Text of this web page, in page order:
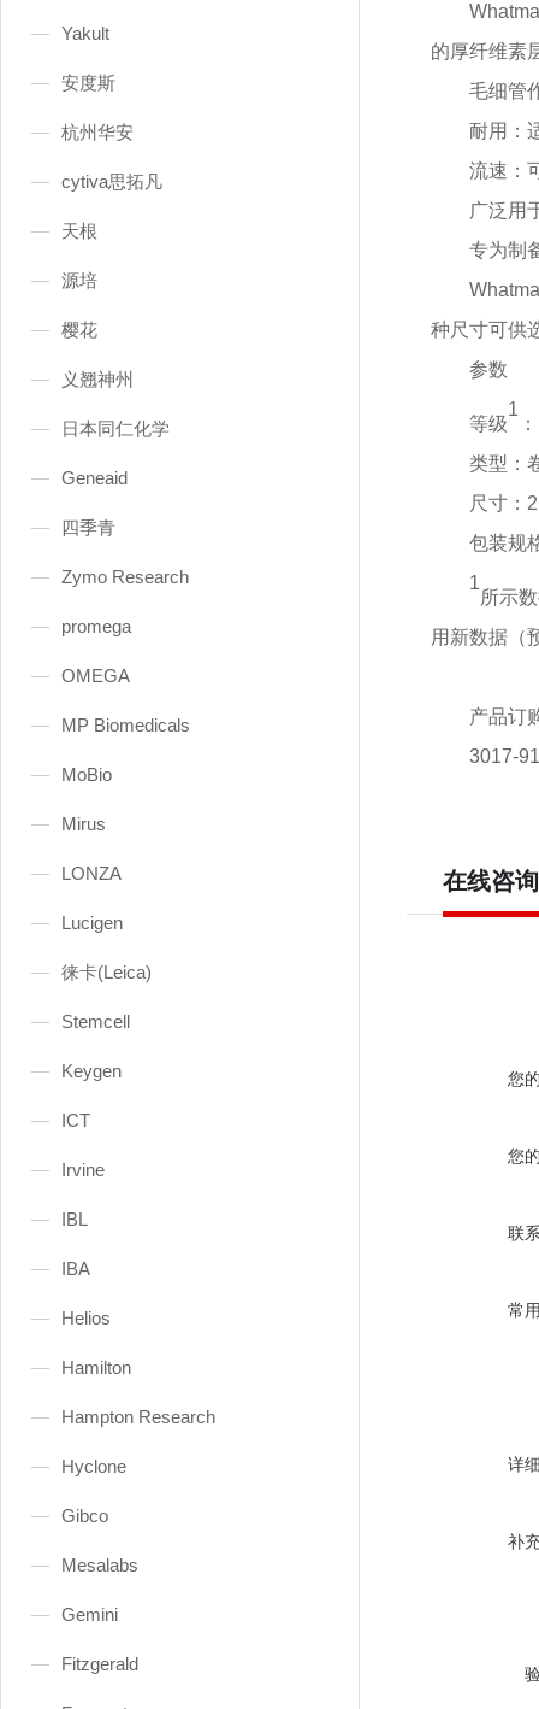
Yakult
安度斯
杭州华安
cytiva思拓凡
天根
源培
樱花
义翘神州
日本同仁化学
Geneaid
四季青
Zymo Research
promega
OMEGA
MP Biomedicals
MoBio
Mirus
LONZA
Lucigen
徕卡(Leica)
Stemcell
Keygen
ICT
Irvine
IBL
IBA
Helios
Hamilton
Hampton Research
Hyclone
Gibco
Mesalabs
Gemini
Fitzgerald
的厚纤维素
毛细管
耐用：
流速：
广泛用
专为制
种尺寸可供
参数
等级
1
：
类型：
尺寸：
包装规
1
所示
用新数据（
产品订
3017-
在线咨询
您
您
联
常
详
补